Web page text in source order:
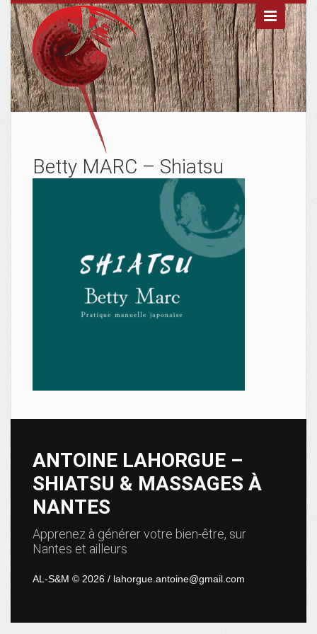

Betty MARC – Shiatsu
ANTOINE LAHORGUE –
SHIATSU & MASSAGES À
NANTES
Apprenez à générer votre bien-être, sur
Nantes et ailleurs
AL-S&M © 2026 / lahorgue.antoine@gmail.com